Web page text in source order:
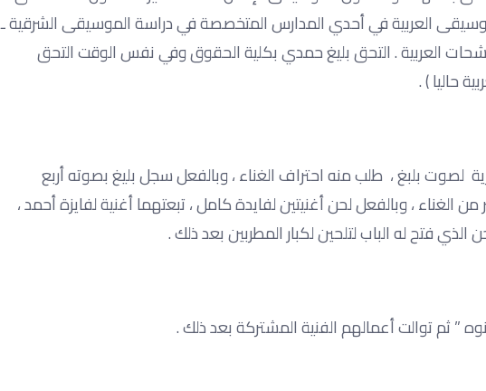
العربية في أحدي المدارس المتخصصة في دراسة الموسيقى الشرقية ـ
العربية . التحق بليغ حمدي بكلية الحقوق وفي نفس الوقت التحق
حاليا ) .
بلبغ ، طلب منه احتراف الغناء ، وبالفعل سجل بليغ بصوته أربع
الغناء ، وبالفعل لحن أغنيتين لفايدة كامل ، تبعتهما أغنية لفايزة أحمد ،
فتح له الباب لتلحين لكبار المطربين بعد ذلك .